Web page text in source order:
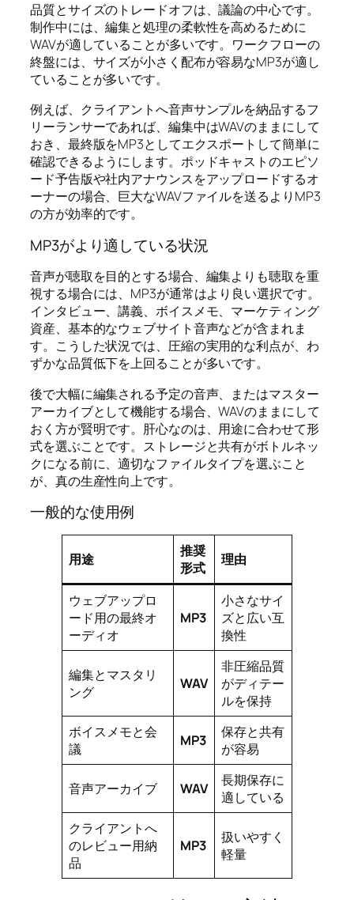
品質とサイズのトレードオフは、議論の中心です。
制作中には、編集と処理の柔軟性を高めるために
WAVが適していることが多いです。ワークフローの
終盤には、サイズが小さく配布が容易なMP3が適し
ていることが多いです。
例えば、クライアントへ音声サンプルを納品するフ
リーランサーであれば、編集中はWAVのままにして
おき、最終版をMP3としてエクスポートして簡単に
確認できるようにします。ポッドキャストのエピソ
ード予告版や社内アナウンスをアップロードするオ
ーナーの場合、巨大なWAVファイルを送るよりMP3
の方が効率的です。
MP3がより適している状況
音声が聴取を目的とする場合、編集よりも聴取を重
視する場合には、MP3が通常はより良い選択です。
インタビュー、講義、ボイスメモ、マーケティング
資産、基本的なウェブサイト音声などが含まれま
す。こうした状況では、圧縮の実用的な利点が、わ
ずかな品質低下を上回ることが多いです。
後で大幅に編集される予定の音声、またはマスター
アーカイブとして機能する場合、WAVのままにして
おく方が賢明です。肝心なのは、用途に合わせて形
式を選ぶことです。ストレージと共有がボトルネッ
クになる前に、適切なファイルタイプを選ぶこと
が、真の生産性向上です。
一般的な使用例
用途
推奨
形式
理由
ウェブアップロ
ード用の最終オ
ーディオ
MP3
小さなサイ
ズと広い互
換性
編集とマスタリ
ング
WAV
非圧縮品質
がディテー
ルを保持
ボイスメモと会
議
MP3
保存と共有
が容易
音声アーカイブ WAV
長期保存に
適している
クライアントへ
のレビュー用納
品
MP3
扱いやすく
軽量